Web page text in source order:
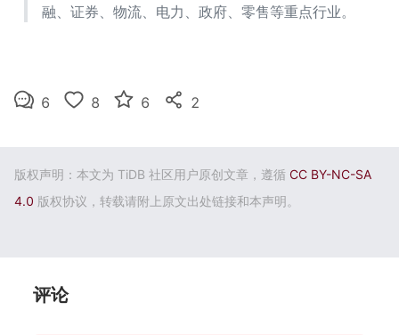
融、证券、物流、电力、政府、零售等重点行业。
6 8 6 2
版权声明：本文为 TiDB 社区用户原创文章，遵循 CC BY-NC-SA
4.0 版权协议，转载请附上原文出处链接和本声明。
评论